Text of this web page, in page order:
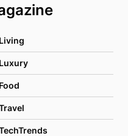
Living
Luxury
Food